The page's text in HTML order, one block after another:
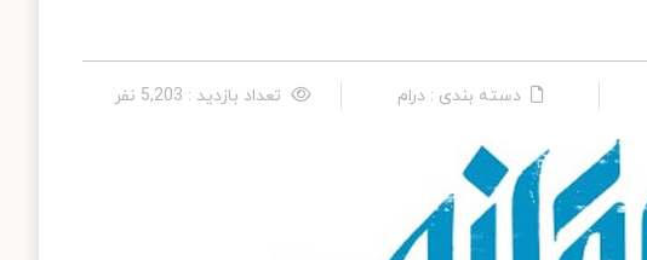
دسته بندی : درام تعداد بازدید : 5,203 نفر